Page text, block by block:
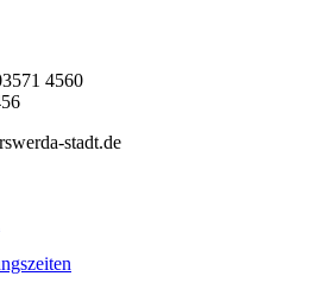
4560
stadt.de